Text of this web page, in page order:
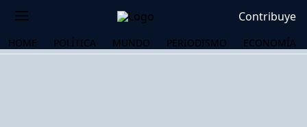
Contribuye
HOME POLÍTICA MUNDO PERIODISMO ECONOMÍA